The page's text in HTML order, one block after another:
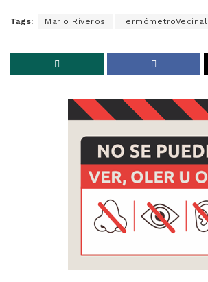
Tags: Mario Riveros TermómetroVecinal